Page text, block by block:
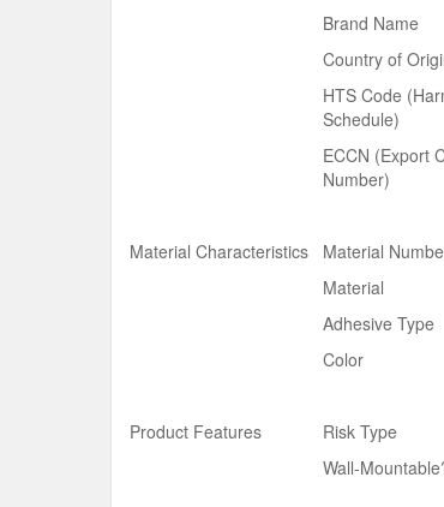
Brand Name
Country of
HTS Code
Schedule)
ECCN (Export
Number)
Material Characteristics Material
Material
Adhesive Type
Color
Product Features Risk Type
Wall-